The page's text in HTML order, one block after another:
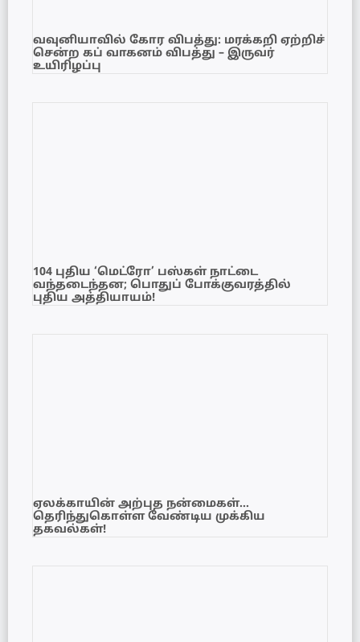
வவுனியாவில் கோர விபத்து: மரக்கறி ஏற்றிச்
சென்ற கப் வாகனம் விபத்து – இருவர்
உயிரிழப்பு
104 புதிய ‘மெட்ரோ’ பஸ்கள் நாட்டை
வந்தடைந்தன; பொதுப் போக்குவரத்தில்
புதிய அத்தியாயம்!
ஏலக்காயின் அற்புத நன்மைகள்…
தெரிந்துகொள்ள வேண்டிய முக்கிய
தகவல்கள்!